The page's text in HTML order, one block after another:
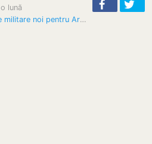
o lună
Peste 100 de vehicule militare noi pentru Armata Națională a…